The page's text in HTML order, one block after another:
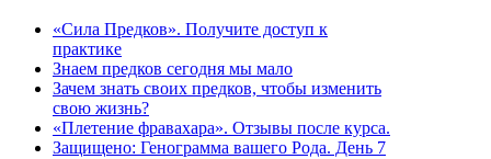
Для отправки комментария вам необходимо
Этот сайт использует Akismet для борьбы со спамом.
«Сила Предков». Получите доступ к
практике
Знаем предков сегодня мы мало
Зачем знать своих предков, чтобы изменить
свою жизнь?
«Плетение фравахара». Отзывы после курса.
Защищено: Генограмма вашего Рода. День 7